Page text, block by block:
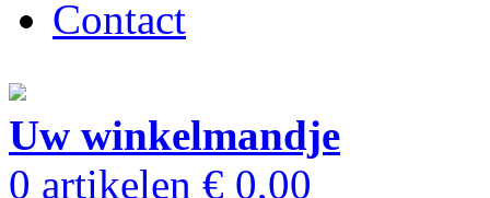
Contact
Uw winkelmandje
0 artikelen € 0,00